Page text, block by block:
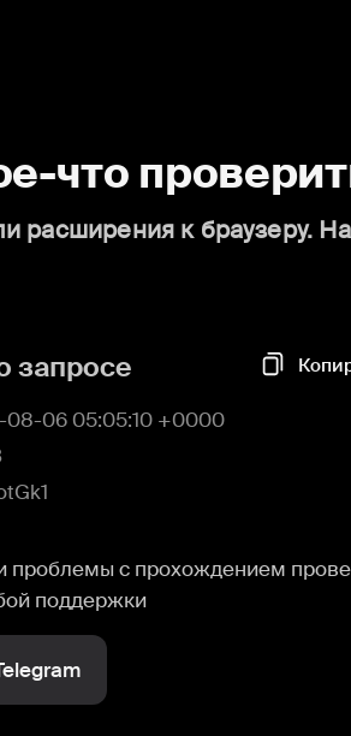
что
расширения к браузеру.
запросе
08-06 05:05:10 +0000
проблемы с прохождением
поддержки